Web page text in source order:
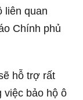
liên quan
Chính phủ
hỗ trợ rất
việc bảo hộ ô